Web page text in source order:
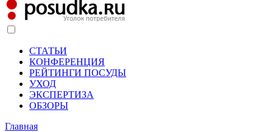
СТАТЬИ
КОНФЕРЕНЦИЯ
РЕЙТИНГИ ПОСУДЫ
УХОД
ЭКСПЕРТИЗА
ОБЗОРЫ
Главная